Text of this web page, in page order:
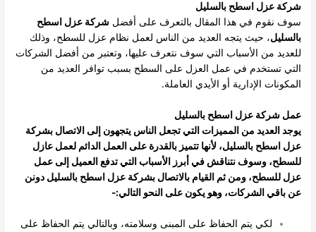
شركة عزل اسطح بالسليل
سوف نقوم في هذا المقال بالتعرف على أفضلشركة عزل اسطح
بالسليل، حيث يتجه العديد من الناس لعمل نظام عزل للسطح، وذلك
للعديد من الأسباب التي سوف نتعرف عليها، وتعتبر من أفضل الشركات
التي تستخدم في عمل العزل على السطح بسبب توافر العديد من
المكونات الإدارية أو الأيدي العاملة.
عمل شركة عزل اسطح بالسليل
يوجد العديد من المميزات التي تجعل الناس يتجهون إلى الاتصال بشركة
عزل اسطح بالسليل، لأنها تتميز بالقدرة على العمل الدائم لعمل عازل
للسطح، وسوف نتناقش في أبرز الأسباب التي تدفع العميل إلى عمل
عزل للسطح، ومن ثم القيام بالاتصال بشركة عزل اسطح بالسليل دونن
عن باقي الشركات، وهو يكون على النحو التالي:-
لكي يتم الحفاظ على المبنى وسلامته، وبالتالي يتم الحفاظ على